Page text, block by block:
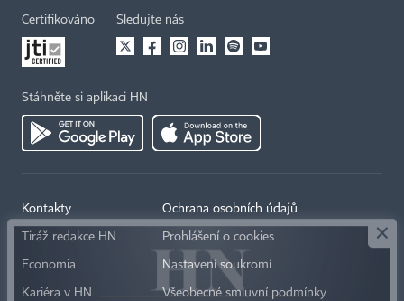
Certifikováno Sledujte nás
Stáhněte si aplikaci HN
Kontakty
Tiráž redakce HN
Economia
Kariéra v HN
Ochrana osobních údajů
Prohlášení o cookies
Nastavení soukromí
Všeobecné smluvní podmínky